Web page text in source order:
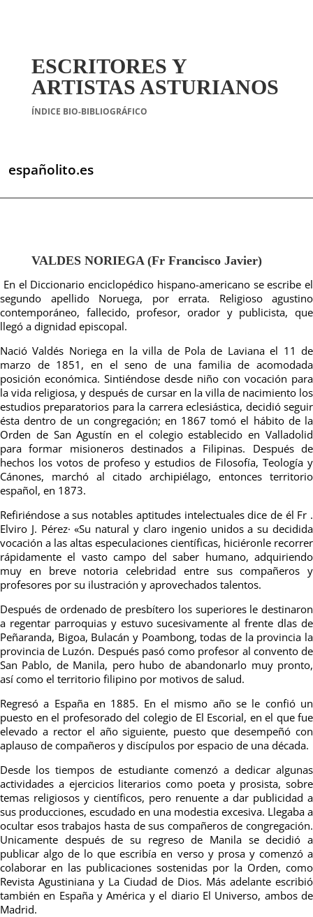
ESCRITORES Y
ARTISTAS ASTURIANOS
ÍNDICE BIO-BIBLIOGRÁFICO
españolito.es
VALDES NORIEGA (Fr Francisco Javier)
En el Diccionario enciclopédico hispano-americano se escribe el
segundo apellido Noruega, por errata. Religioso agustino
contemporáneo, fallecido, profesor, orador y publicista, que
llegó a dignidad episcopal.
Nació Valdés Noriega en la villa de Pola de Laviana el 11 de
marzo de 1851, en el seno de una familia de acomodada
posición económica. Sintiéndose desde niño con vocación para
la vida religiosa, y después de cursar en la villa de nacimiento los
estudios preparatorios para la carrera eclesiástica, decidió seguir
ésta dentro de un congregación; en 1867 tomó el hábito de la
Orden de San Agustín en el colegio establecido en Valladolid
para formar misioneros destinados a Filipinas. Después de
hechos los votos de profeso y estudios de Filosofía, Teología y
Cánones, marchó al citado archipiélago, entonces territorio
español, en 1873.
Refiriéndose a sus notables aptitudes intelectuales dice de él Fr .
Elviro J. Pérez· «Su natural y claro ingenio unidos a su decidida
vocación a las altas especulaciones científicas, hiciéronle recorrer
rápidamente el vasto campo del saber humano, adquiriendo
muy en breve notoria celebridad entre sus compañeros y
profesores por su ilustración y aprovechados talentos.
Después de ordenado de presbítero los superiores le destinaron
a regentar parroquias y estuvo sucesivamente al frente dlas de
Peñaranda, Bigoa, Bulacán y Poambong, todas de la provincia la
provincia de Luzón. Después pasó como profesor al convento de
San Pablo, de Manila, pero hubo de abandonarlo muy pronto,
así como el territorio filipino por motivos de salud.
Regresó a España en 1885. En el mismo año se le confió un
puesto en el profesorado del colegio de El Escorial, en el que fue
elevado a rector el año siguiente, puesto que desempeñó con
aplauso de compañeros y discípulos por espacio de una década.
Desde los tiempos de estudiante comenzó a dedicar algunas
actividades a ejercicios literarios como poeta y prosista, sobre
temas religiosos y científicos, pero renuente a dar publicidad a
sus producciones, escudado en una modestia excesiva. Llegaba a
ocultar esos trabajos hasta de sus compañeros de congregación.
Unicamente después de su regreso de Manila se decidió a
publicar algo de lo que escribía en verso y prosa y comenzó a
colaborar en las publicaciones sostenidas por la Orden, como
Revista Agustiniana y La Ciudad de Dios. Más adelante escribió
también en España y América y el diario El Universo, ambos de
Madrid.